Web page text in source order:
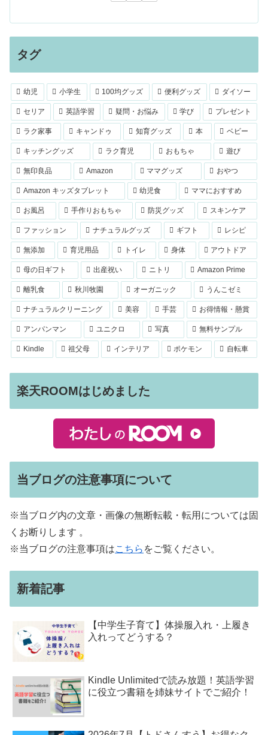
タグ
幼児 小学生 100均グッズ 便利グッズ ダイソー
セリア 英語学習 疑問・お悩み 学び プレゼント
ラク家事 キャンドゥ 知育グッズ 本 ベビー
キッチングッズ ラク育児 おもちゃ 遊び
無印良品 Amazon ママグッズ おやつ
Amazon キッズタブレット 幼児食 ママにおすすめ
お風呂 手作りおもちゃ 防災グッズ スキンケア
ファッション ナチュラルグッズ ギフト レシピ
無添加 育児用品 トイレ 身体 アウトドア
母の日ギフト 出産祝い ニトリ Amazon Prime
離乳食 秋川牧園 オーガニック うんこゼミ
ナチュラルクリーニング 美容 手芸 お得情報・懸賞
アンパンマン ユニクロ 写真 無料サンプル
Kindle 祖父母 インテリア ポケモン 自転車
楽天ROOMはじめました
当ブログの注意事項について
※当ブログ内の文章・画像の無断転載・転用については固
くお断りします 。
※当ブログの注意事項はこちら をご覧ください。
新着記事
【中学生子育て】体操服入れ・上履き
入れってどうする？
Kindle Unlimitedで読み放題！英語学習
に役立つ書籍を姉妹サイトでご紹介！